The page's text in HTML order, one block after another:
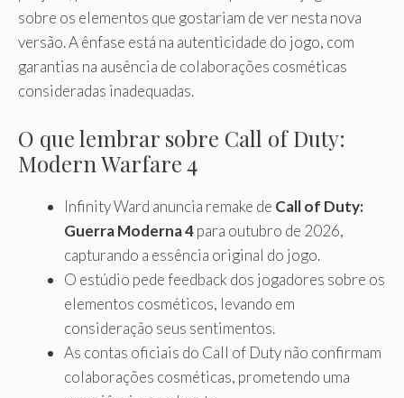
sobre os elementos que gostariam de ver nesta nova
versão. A ênfase está na autenticidade do jogo, com
garantias na ausência de colaborações cosméticas
consideradas inadequadas.
O que lembrar sobre Call of Duty:
Modern Warfare 4
Infinity Ward anuncia remake de Call of Duty:
Guerra Moderna 4para outubro de 2026,
capturando a essência original do jogo.
O estúdio pede feedback dos jogadores sobre os
elementos cosméticos, levando em
consideração seus sentimentos.
As contas oficiais do Call of Duty não confirmam
colaborações cosméticas, prometendo uma